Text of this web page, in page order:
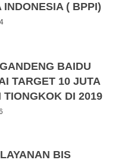
INDONESIA ( BPPI)
BAIDU
TARGET 10 JUTA
TIONGKOK DI 2019
BIS